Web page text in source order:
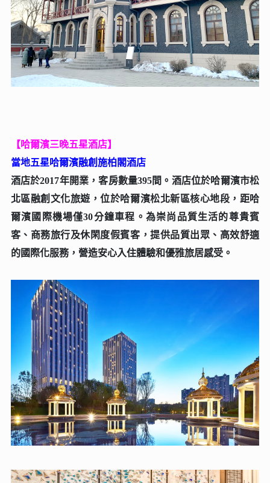
【哈爾濱三晚五星酒店】
當地五星哈爾濱融創施柏閣酒店
酒店於2017年開業，客房數量395間。酒店位於哈爾濱市松
北區融創文化旅遊，位於哈爾濱松北新區核心地段，距哈
爾濱國際機場僅30分鐘車程。為崇尚品質生活的尊貴賓
客、商務旅行及休閑度假賓客，提供品質出眾、高效舒適
的國際化服務，營造安心入住體驗和優雅旅居感受。